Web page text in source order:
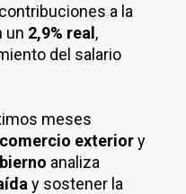
a la
un 2,9% real ,
del salario
meses
exteriory
analiza
y sostener la